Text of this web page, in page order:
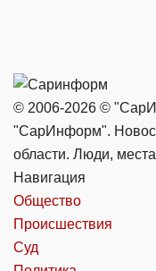
© 2006-2026 ©
"СарИнформ".
области. Люди,
Навигация
Общество
Происшествия
Суд